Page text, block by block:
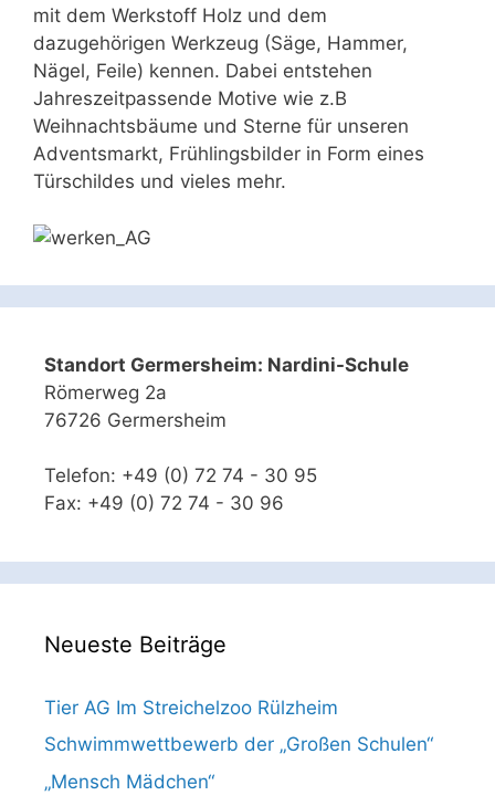
mit dem Werkstoff Holz und dem
dazugehörigen Werkzeug (Säge, Hammer,
Nägel, Feile) kennen. Dabei entstehen
Jahreszeitpassende Motive wie z.B
Weihnachtsbäume und Sterne für unseren
Adventsmarkt, Frühlingsbilder in Form eines
Türschildes und vieles mehr.
Standort Germersheim: Nardini-Schule
Römerweg 2a
76726 Germersheim
Telefon: +49 (0) 72 74 - 30 95
Fax: +49 (0) 72 74 - 30 96
Neueste Beiträge
Tier AG Im Streichelzoo Rülzheim
Schwimmwettbewerb der „Großen Schulen“
„Mensch Mädchen“